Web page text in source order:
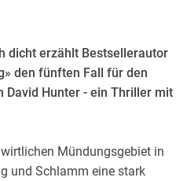
dicht erzählt Bestsellerautor
den fünften Fall für den
Hunter - ein Thriller mit
Mündungsgebiet in
und Schlamm eine stark